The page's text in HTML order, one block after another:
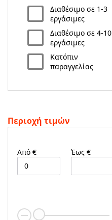
Διαθέσιμο σε 1-3
εργάσιμες
Διαθέσιμο σε 4-10
εργάσιμες
Κατόπιν
παραγγελίας
Περιοχή τιμών
Από € Έως €